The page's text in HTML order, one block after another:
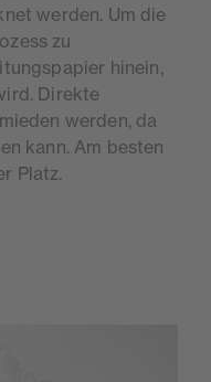
werden. Um die
zu
hinein,
Direkte
werden, da
kann. Am besten
Platz.